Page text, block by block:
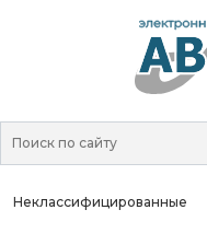
Неклассифицированные